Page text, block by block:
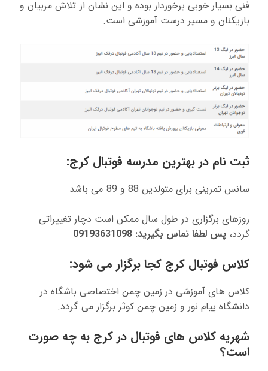
فنی بسیار خوبی برخوردار بوده و این نشان از تلاش مربیان و
بازیکنان و مسیر درست آموزشی است.
ثبت نام در بهترین مدرسه فوتبال کرج:
سانس تمرینی برای متولدین 88 و 89 می باشد
روزهای برگزاری در طول سال ممکن است دچار تغییراتی
گردد، پس لطفا تماس بگیرید: 09193631098
کلاس فوتبال کرج کجا برگزار می شود:
کلاس های آموزشی در زمین چمن اختصاصی باشگاه در
دانشگاه پیام نور و زمین چمن کوثر برگزار می گردد.
شهریه کلاس های فوتبال در کرج به چه صورت
است؟